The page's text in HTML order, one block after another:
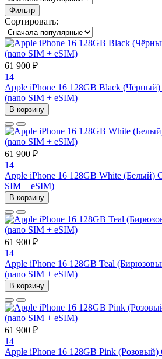
Фильтр
Сортировать:
61 900 ₽
14
Apple iPhone 16 128GB Black
(nano SIM + eSIM)
В корзину
61 900 ₽
14
Apple iPhone 16 128GB White (Белый)
SIM + eSIM)
В корзину
61 900 ₽
14
Apple iPhone 16 128GB Teal
(nano SIM + eSIM)
В корзину
61 900 ₽
14
Apple iPhone 16 128GB Pink